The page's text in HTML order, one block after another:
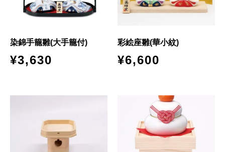
染錦手籠雛(大手籠付)
¥3,630
彩絵座雛(華小紋)
¥6,600